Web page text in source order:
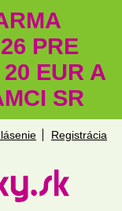
PRE
EUR A
SR
Registrácia